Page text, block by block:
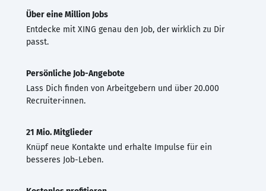
Über eine Million Jobs
Entdecke mit XING genau den Job, der wirklich zu Dir
passt.
Persönliche Job-Angebote
Lass Dich finden von Arbeitgebern und über 20.000
Recruiter·innen.
21 Mio. Mitglieder
Knüpf neue Kontakte und erhalte Impulse für ein
besseres Job-Leben.